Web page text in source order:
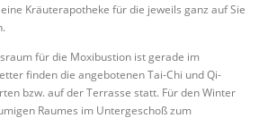
Kräuterapotheke für die jeweils ganz auf Sie
für die Moxibustion ist gerade im
finden die angebotenen Tai-Chi und Qi-
bzw. auf der Terrasse statt. Für den Winter
Raumes im Untergeschoß zum